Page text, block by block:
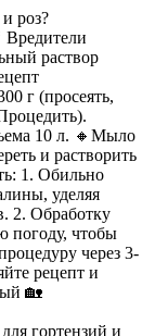
роз?
раствор
г (просеять,
10 л. 🔸Мыло
и растворить
1. Обильно
уделяя
2. Обработку
погоду, чтобы
через 3-
рецепт и
🏡
гортензий и